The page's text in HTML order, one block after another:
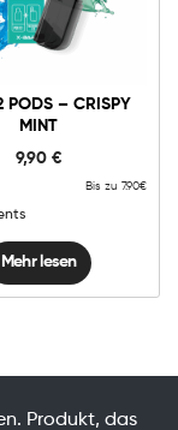
PODS – CRISPY
MINT
9,90 €
Bis zu 7.90€
Mehr lesen
Produkt, das